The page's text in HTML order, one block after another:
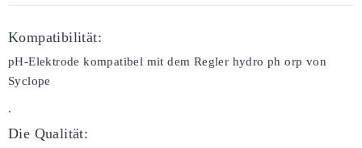
Kompatibilität:
pH-Elektrode kompatibel mit dem Regler hydro ph orp von
Syclope
.
Die Qualität: